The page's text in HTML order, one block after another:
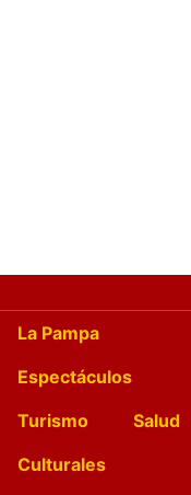
La Pampa
Espectáculos
Turismo
Salud
Culturales